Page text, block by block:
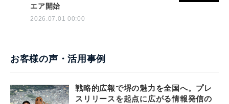
エア開始
2026.07.01 00:00
お客様の声・活用事例
戦略的広報で堺の魅力を全国へ。プレ
スリリースを起点に広がる情報発信の